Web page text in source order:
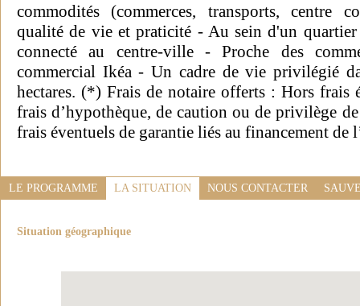
commodités (commerces, transports, centre
qualité de vie et praticité - Au sein d'un
connecté au centre-ville - Proche des
commercial Ikéa - Un cadre de vie privilégié
hectares. (*) Frais de notaire offerts : Hors frais
frais d’hypothèque, de caution ou de privilège
frais éventuels de garantie liés au financement
LE PROGRAMME LA SITUATION NOUS CONTACTER
Situation géographique